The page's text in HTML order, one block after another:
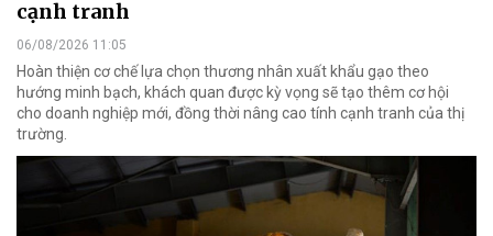
cạnh tranh
06/08/2026 11:05
Hoàn thiện cơ chế lựa chọn thương nhân xuất khẩu gạo theo
hướng minh bạch, khách quan được kỳ vọng sẽ tạo thêm cơ hội
cho doanh nghiệp mới, đồng thời nâng cao tính cạnh tranh của thị
trường.